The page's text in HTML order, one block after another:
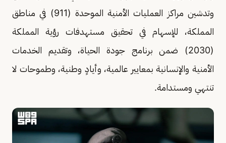
وتدشين مراكز العمليات الأمنية الموحدة (911) في مناطق
المملكة، للإسهام في تحقيق مستهدفات رؤية المملكة
(2030) ضمن برنامج جودة الحياة، وتقديم الخدمات
الأمنية والإنسانية بمعايير عالمية، وأيادٍ وطنية، وطموحات لا
تنتهي ومستدامة.